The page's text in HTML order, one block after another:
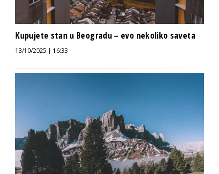
Kupujete stan u Beogradu – evo nekoliko saveta
13/10/2025 | 16:33